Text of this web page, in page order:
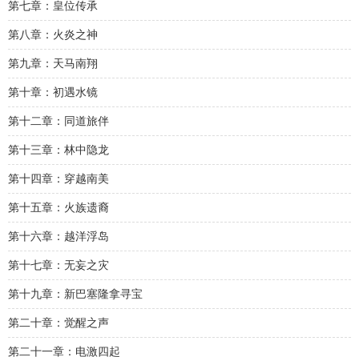
第七章：皇位传承
第八章：火炎之神
第九章：天马南翔
第十章：初遇水镜
第十二章：同道旅伴
第十三章：林中隐龙
第十四章：穿越南美
第十五章：火族遗裔
第十六章：越洋浮岛
第十七章：无妄之灾
第十九章：新巴塞隆拿寻宝
第二十章：觉醒之声
第二十一章：电激四起